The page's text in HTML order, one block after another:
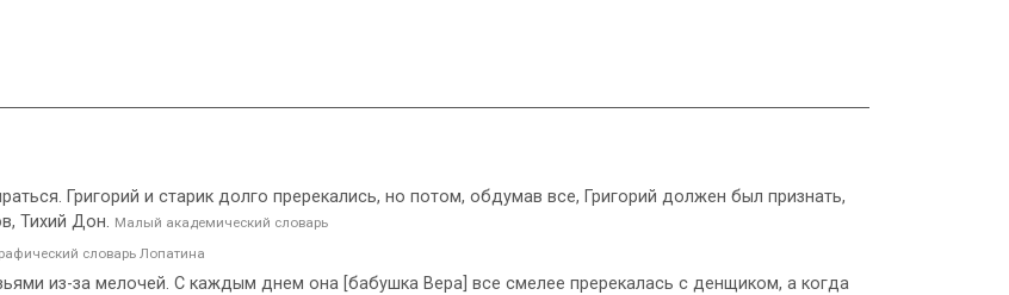
Григорий и старик долго пререкались, но потом, обдумав все, Григорий должен был признать,
Тихий Дон. Малый академический словарь
словарь Лопатина
из-за мелочей. С каждым днем она [бабушка Вера] все смелее пререкалась с денщиком, а когда